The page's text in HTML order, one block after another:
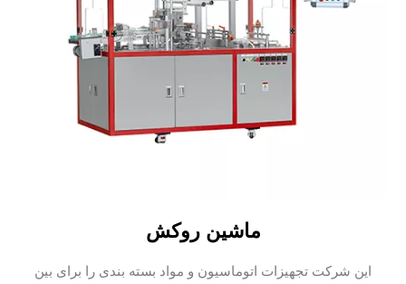
ماشین روکش
این شرکت تجهیزات اتوماسیون و مواد بسته بندی را برای بین